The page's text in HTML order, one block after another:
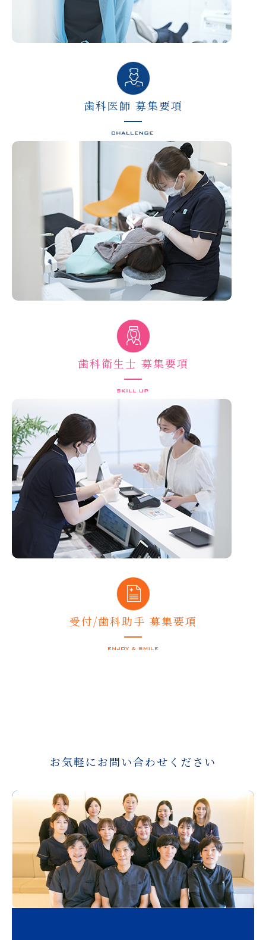
歯科医師 募集要項
歯科衛生士 募集要項
受付/歯科助手 募集要項
お気軽にお問い合わせください